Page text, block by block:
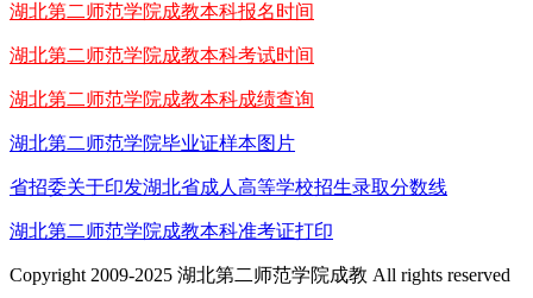
湖北第二师范学院成教本科报名时间
湖北第二师范学院成教本科考试时间
湖北第二师范学院成教本科成绩查询
湖北第二师范学院毕业证样本图片
省招委关于印发湖北省成人高等学校招生录取分数线
湖北第二师范学院成教本科准考证打印
Copyright 2009-2025 湖北第二师范学院成教 All rights reserved